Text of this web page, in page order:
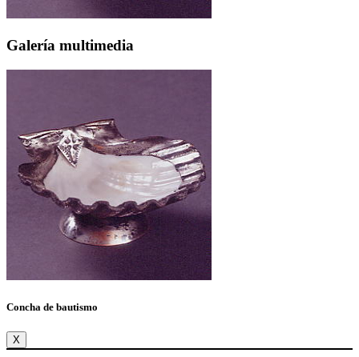
Galería multimedia
Concha de bautismo
X